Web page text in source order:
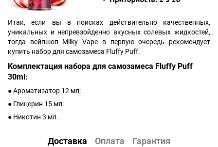
Итак, если вы в поисках действительно качественных,
уникальных и непревзойденно вкусных солевых жидкостей,
тогда вейпшоп Milky Vape в первую очередь рекомендует
купить набор для самозамеса Fluffy Puff.
Комплектация набора для самозамеса Fluffy Puff
30ml:
● Ароматизатор 12 мл;
● Глицерин 15 мл;
● Никотин 3 мл.
Доставка Оплата Гарантия